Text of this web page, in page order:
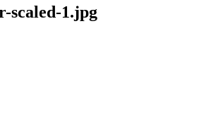
scaled-1.jpg